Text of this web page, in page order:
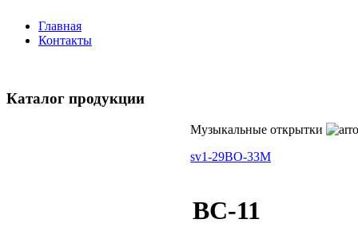
Главная
Контакты
Каталог продукции
Музыкальные открытки
sv1-29BO-33M
BC-11